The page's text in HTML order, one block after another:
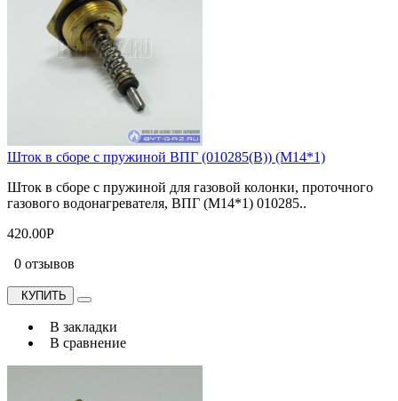
Шток в сборе с пружиной ВПГ (010285(В)) (М14*1)
Шток в сборе с пружиной для газовой колонки, проточного
газового водонагревателя, ВПГ (М14*1) 010285..
420.00Р
0 отзывов
КУПИТЬ
В закладки
В сравнение